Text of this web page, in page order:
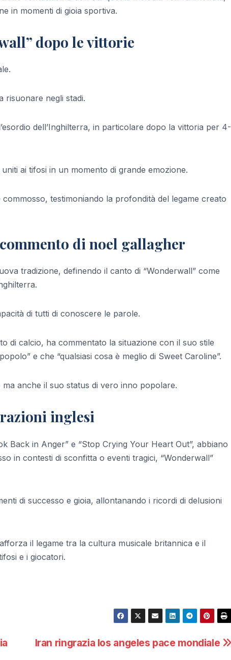
in momenti di gioia sportiva.
dopo le vittorie
risuonare negli stadi.
dell’Inghilterra, in particolare dopo la vittoria per 4-
ai tifosi in un momento di grande emozione.
testimoniando la profondità del legame creato
di noel gallagher
tradizione, definendo il canto di “Wonderwall” come
di tutti di conoscere le parole.
di calcio, ha commentato la situazione con il suo stile
e che “qualsiasi cosa è meglio di Sweet Caroline”.
anche il suo status di vero inno popolare.
inglesi
Back in Anger” e “Stop Crying Your Heart Out”, abbiano
in contesti di sconfitta o eventi tragici, “Wonderwall”
di successo e gioia, allontanando i ricordi di delusioni
il legame tra la cultura musicale britannica e il
e i giocatori.
Iran ringrazia los angeles pace mondiale